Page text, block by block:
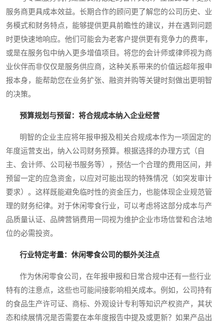
服务商更具成本效益。长期合作的顾问更了解您的公司历史、业
务模式和财务特点，能够提供更具前瞻性的建议，并在遇到问题
时更快速地响应。他们可能会为老客户提供更有竞争力的费率，
或是在服务包中纳入更多增值项目。将您的会计师或律师视为商
业伙伴而非仅仅是服务供应商，这种关系带来的价值远超年报申
报本身，能帮助您在业务扩张、融资并购等关键时刻做出更明智
的决策。
预算规划与预留：将合规成本纳入企业经营
明智的企业主应将年报申报及相关合规成本作为一项固定的
年度运营支出，纳入公司财务预算。根据选择的办理方式（自
主、会计师、公司秘书服务等），预估一个合理的费用区间，并
预留一定的应急资金，以应对可能出现的特殊情况（如突发审计
要求）。这样既能避免临时性的资金压力，也能体现企业规范管
理的财务纪律。对于休闲零食行业，可以考虑将这部分成本与产
品质量认证、品牌营销费用一同视为维护企业市场信誉和合法地
位的必需投资。
行业特定考量：休闲零食公司的额外关注点
作为休闲零食公司，在年报申报和日常合规中还有一些行业
特有的注意点，这些也可能间接影响相关成本。例如，公司持有
的食品生产许可证、商标、外观设计专利等知识产权资产，其状
态和续展情况是否需要在本年度报告中提及或更新？如果产品出